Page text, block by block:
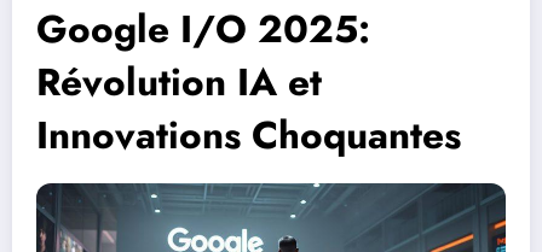
Google I/O 2025:
Révolution IA et
Innovations Choquantes